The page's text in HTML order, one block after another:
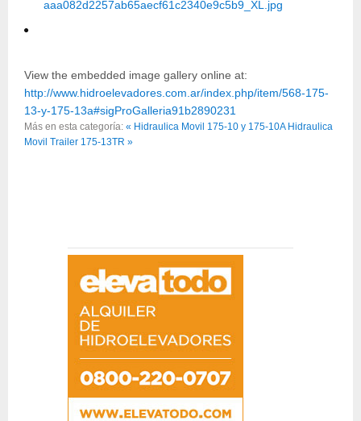
View the embedded image gallery online at:
http://www.hidroelevadores.com.ar/index.php/item/568-175-
13-y-175-13a#sigProGalleria91b2890231
Más en esta categoría: « Hidraulica Movil 175-10 y 175-10A Hidraulica
Movil Trailer 175-13TR »